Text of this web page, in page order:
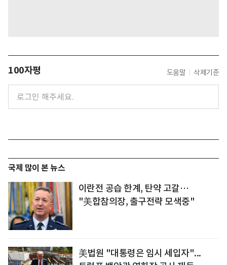
100자평 도움말 삭제기준
국제 많이 본 뉴스
이란전 공습 한계, 탄약 고갈…
"美합참의장, 출구전략 모색중"
美법원 "대통령은 임시 세입자"...